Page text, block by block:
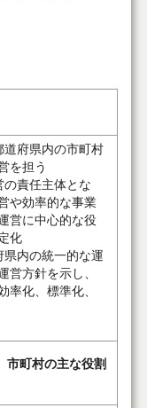
道府県内の市町村
を担う
の責任主体とな
や効率的な事業
営に中心的な役
化
県内の統一的な運
営方針を示し、
率化、標準化、
市町村の主な役割